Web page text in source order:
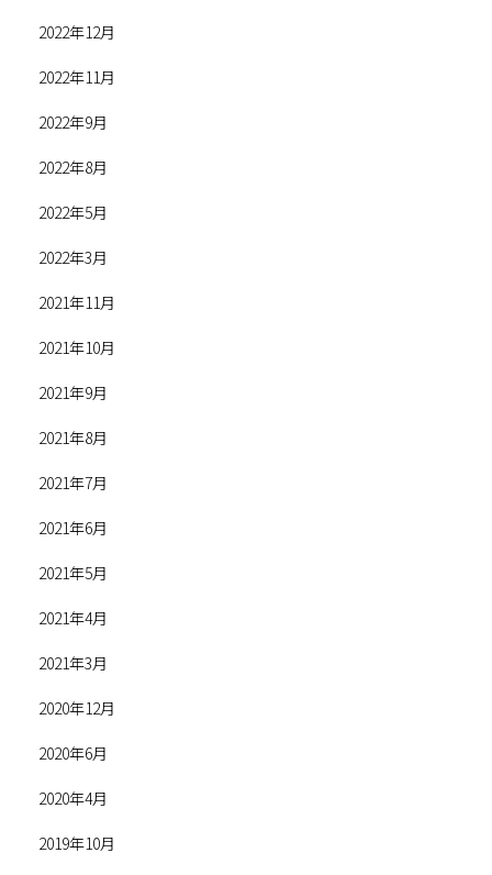
2022年12月
2022年11月
2022年9月
2022年8月
2022年5月
2022年3月
2021年11月
2021年10月
2021年9月
2021年8月
2021年7月
2021年6月
2021年5月
2021年4月
2021年3月
2020年12月
2020年6月
2020年4月
2019年10月